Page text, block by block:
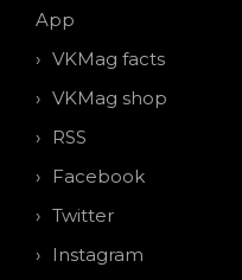
App
VKMag facts
VKMag shop
RSS
Facebook
Twitter
Instagram